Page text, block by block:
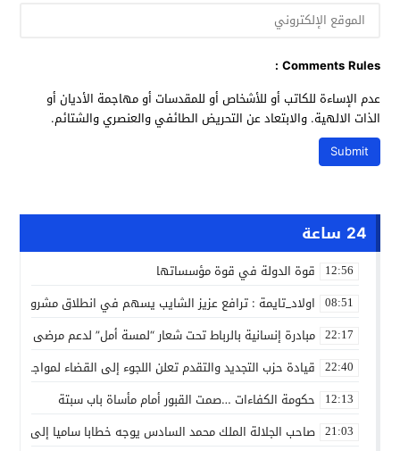
Comments Rules :
عدم الإساءة للكاتب أو للأشخاص أو للمقدسات أو مهاجمة الأديان أو
الذات الالهية. والابتعاد عن التحريض الطائفي والعنصري والشتائم.
24 ساعة
12:56 قوة الدولة في قوة مؤسساتها
08:51 اولاد_تايمة : ترافع عزيز الشايب يسهم في انطلاق مشروع
22:17 مبادرة إنسانية بالرباط تحت شعار “لمسة أمل” لدعم مرضى
22:40 قيادة حزب التجديد والتقدم تعلن اللجوء إلى القضاء لمواجهة
12:13 حكومة الكفاءات …صمت القبور أمام مأساة باب سبتة
21:03 صاحب الجلالة الملك محمد السادس يوجه خطابا ساميا إلى